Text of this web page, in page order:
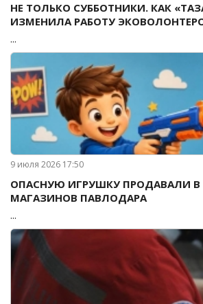
НЕ ТОЛЬКО СУББОТНИКИ. КАК «ТАЗА
ИЗМЕНИЛА РАБОТУ
...
9 июля 2026 17:50
ОПАСНУЮ ИГРУШКУ ПРОДАВАЛИ
МАГАЗИНОВ ПАВЛОДАРА
...